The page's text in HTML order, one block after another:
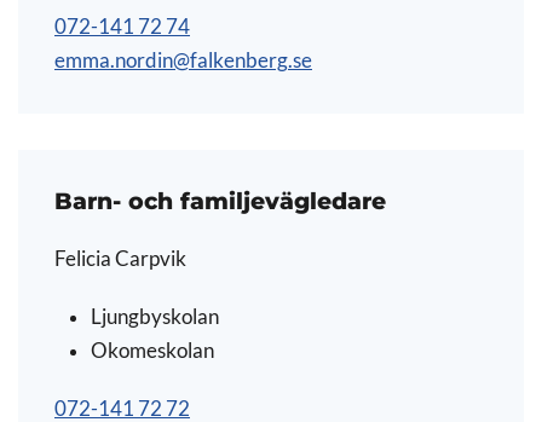
072-141 72 74
emma.nordin@falkenberg.se
Barn- och familjevägledare
Felicia Carpvik
Ljungbyskolan
Okomeskolan
072-141 72 72